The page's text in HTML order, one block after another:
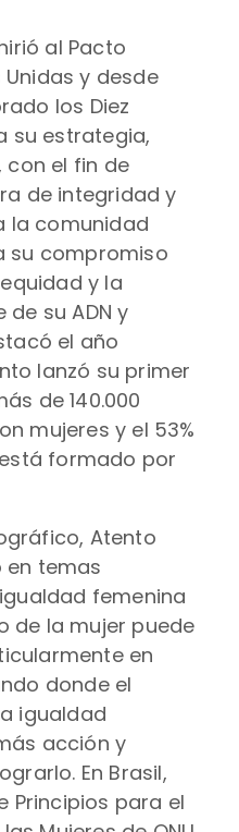
al Pacto
y desde
los Diez
su estrategia,
el fin de
de integridad y
la comunidad
su compromiso
y la
su ADN y
el año
lanzó su primer
de 140.000
mujeres y el 53%
formado por
Atento
en temas
femenina
de la mujer puede
en
donde el
igualdad
acción y
En Brasil,
Principios para el